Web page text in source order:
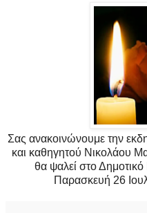
Σας ανακοινώνουμε την
και καθηγητού Νικολάου
θα ψαλεί στο
Παρασκευή 26